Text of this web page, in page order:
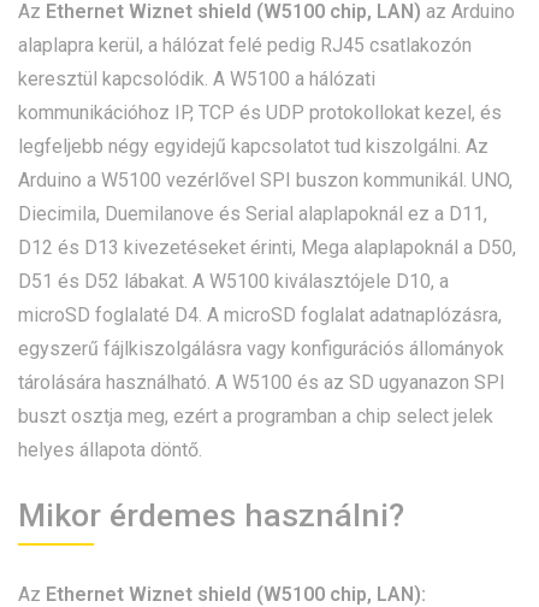
Az Ethernet Wiznet shield (W5100 chip, LAN) az Arduino
alaplapra kerül, a hálózat felé pedig RJ45 csatlakozón
keresztül kapcsolódik. A W5100 a hálózati
kommunikációhoz IP, TCP és UDP protokollokat kezel, és
legfeljebb négy egyidejű kapcsolatot tud kiszolgálni. Az
Arduino a W5100 vezérlővel SPI buszon kommunikál. UNO,
Diecimila, Duemilanove és Serial alaplapoknál ez a D11,
D12 és D13 kivezetéseket érinti, Mega alaplapoknál a D50,
D51 és D52 lábakat. A W5100 kiválasztójele D10, a
microSD foglalaté D4. A microSD foglalat adatnaplózásra,
egyszerű fájlkiszolgálásra vagy konfigurációs állományok
tárolására használható. A W5100 és az SD ugyanazon SPI
buszt osztja meg, ezért a programban a chip select jelek
helyes állapota döntő.
Mikor érdemes használni?
Az Ethernet Wiznet shield (W5100 chip, LAN):